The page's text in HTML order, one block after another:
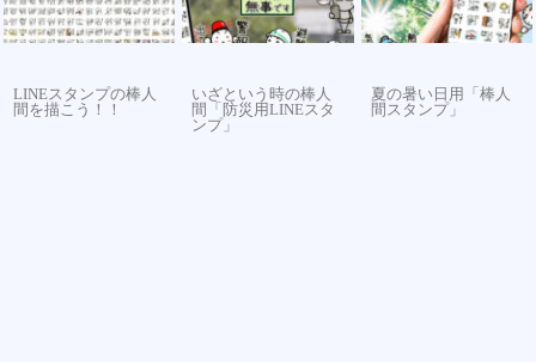
LINEスタンプの棒人
間を描こう！！
いざという時の棒人
間「防災用LINEスタ
ンプ」
夏の暑い日用「棒人
間スタンプ」